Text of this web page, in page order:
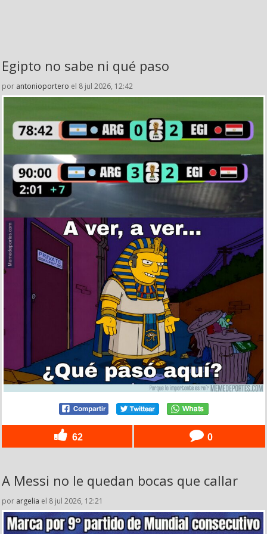
Egipto no sabe ni qué paso
por antonioportero el 8 jul 2026, 12:42
62 0
A Messi no le quedan bocas que callar
por argelia el 8 jul 2026, 12:21